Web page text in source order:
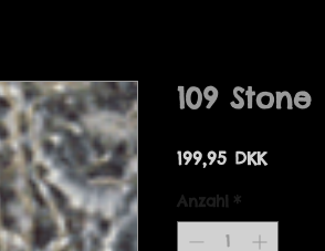
109 Stone
199,95 DKKPreis
Anzahl *